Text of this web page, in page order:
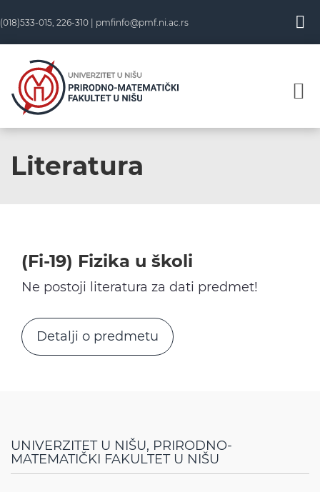
to
content
(018)533-015, 226-310 | pmfinfo@pmf.ni.ac.rs
Literatura
(Fi-19) Fizika u školi
Ne postoji literatura za dati predmet!
Detalji o predmetu
UNIVERZITET U NIŠU, PRIRODNO-
MATEMATIČKI FAKULTET U NIŠU